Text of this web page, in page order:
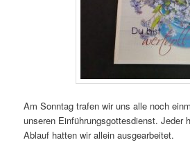
Am Sonntag trafen wir uns alle noch
unseren Einführungsgottesdienst. Jeder
Ablauf hatten wir allein ausgearbeitet.